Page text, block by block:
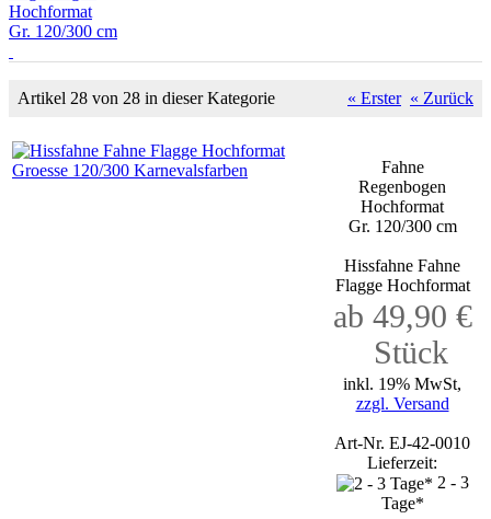
Hochformat
Gr. 120/300 cm
Artikel 28 von 28 in dieser Kategorie « Erster « Zurück
Fahne
Regenbogen
Hochformat
Gr. 120/300 cm
Hissfahne Fahne
Flagge Hochformat
ab 49,90 €
Stück
inkl. 19% MwSt,
zzgl. Versand
Art-Nr. EJ-42-0010
Lieferzeit:
2 - 3
Tage*